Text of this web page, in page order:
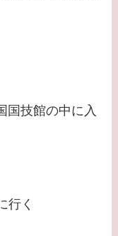
国技館の中に入
行く